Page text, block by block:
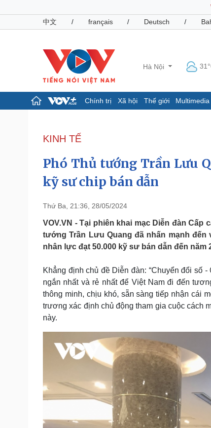
中文
/ français / Deutsch /
Hà Nội
Chính trị Xã hội Thế giới Multimedia
Đảng
Tổ chức nhân sự
Nhận diện sự thật
Giáo dục
Dấu ấn VOV
Việc làm
Biển đảo
Pháp luật
Tin nóng
Tư vấn luật
Việt Nam
Phân tích
Sức khỏe
Dinh dưỡng - món ngon
Cây thuốc
Sản phụ khoa
Nhi khoa
Làm đẹp - giảm cân
Phòng mạch online
Ăn sạch sống khỏe
Đời sống
Blog
Tình yêu - Gia đình
KINH TẾ
Phó Thủ tướng Trần Lưu
kỹ sư chip bán dẫn
Thứ Ba, 21:36, 28/05/2024
VOV.VN - Tại phiên khai mạc Diễn đàn Cấp
tướng Trần Lưu Quang đã nhấn mạnh đến
nhân lực đạt 50.000 kỹ sư bán dẫn đến
Khẳng định chủ đề Diễn đàn: “Chuyển đổi số
ngắn nhất và rẻ nhất để Việt Nam đi đến
thông minh, chịu khó, sẵn sàng tiếp nhận cái
trương xác định chủ động tham gia cuộc cách
này.